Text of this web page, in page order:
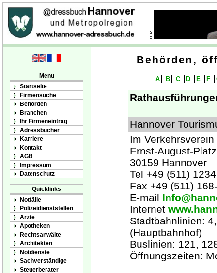
Menu
Startseite
Firmensuche
Behörden
Branchen
Ihr Firmeneintrag
Adressbücher
Karriere
Kontakt
AGB
Impressum
Datenschutz
Quicklinks
Notfälle
Polizeidienststellen
Ärzte
Apotheken
Rechtsanwälte
Architekten
Notdienste
Sachverständige
Steuerberater
Behörden,
A B C D E F
Hannover
Im
Ernst-August-
30159 Hannover
Tel +49 (511)
Fax +49 (511)
E-mail
Internet
Stadtbahnlinien:
(Hauptbahnhof)
Buslinien: 121,
Öffnungszeiten: